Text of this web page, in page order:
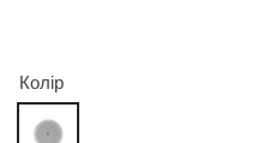
Колір